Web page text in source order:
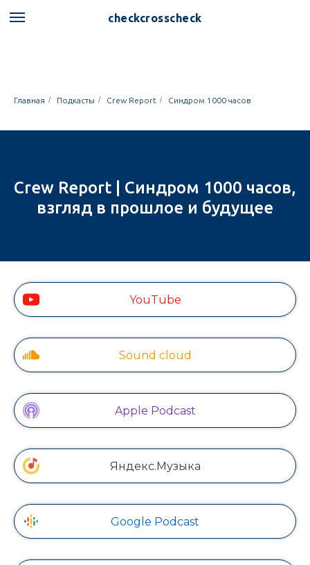
checkcrosscheck
Главная / Подкасты / Crew Report / Синдром 1000 часов
Crew Report | Синдром 1000 часов,
взгляд в прошлое и будущее
YouTube
Sound cloud
Apple Podcast
Яндекс.Музыка
Google Podcast